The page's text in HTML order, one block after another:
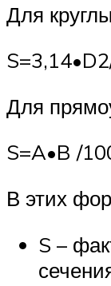
Для
Для
S=A•B /
В этих
S –